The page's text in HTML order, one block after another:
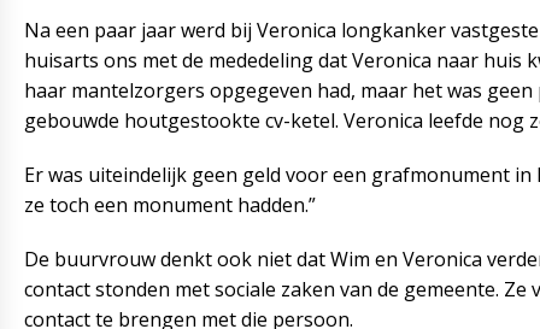
Na een paar jaar werd bij Veronica longkanker
huisarts ons met de mededeling dat Veronica naar huis
haar mantelzorgers opgegeven had, maar het was
gebouwde houtgestookte cv-ketel. Veronica leefde nog
Er was uiteindelijk geen geld voor een grafmonument
ze toch een monument hadden.”
De buurvrouw denkt ook niet dat Wim en Veronica
contact stonden met sociale zaken van de gemeente.
contact te brengen met die persoon.